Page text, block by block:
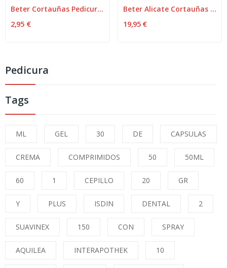
Pedicura
Tags
ML GEL 30 DE CAPSULAS
CREMA COMPRIMIDOS 50 50ML
60 1 CEPILLO 20 GR
Y PLUS ISDIN DENTAL 2
SUAVINEX 150 CON SPRAY
AQUILEA INTERAPOTHEK 10
Beter Cortauñas Pedicura Cromado 8,1cm
2,95 €
Beter Alicate Cortauñas Cromado Pedicuro 12cm
19,95 €